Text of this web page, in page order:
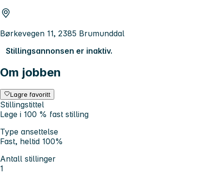
Børkevegen 11, 2385 Brumunddal
Stillingsannonsen er inaktiv.
Om jobben
Lagre favoritt
Stillingstittel
Lege i 100 % fast stilling
Type ansettelse
Fast, heltid 100%
Antall stillinger
1